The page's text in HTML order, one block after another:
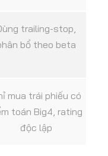
trailing-stop,
bổ theo beta
mua trái phiếu có
toán Big4, rating
độc lập